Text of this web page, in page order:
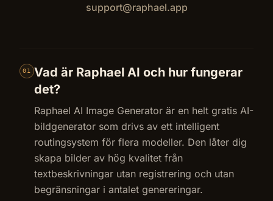
support@raphael.app
01
Vad är Raphael AI och hur fungerar
det?
Raphael AI Image Generator är en helt gratis AI-
bildgenerator som drivs av ett intelligent
routingsystem för flera modeller. Den låter dig
skapa bilder av hög kvalitet från
textbeskrivningar utan registrering och utan
begränsningar i antalet genereringar.